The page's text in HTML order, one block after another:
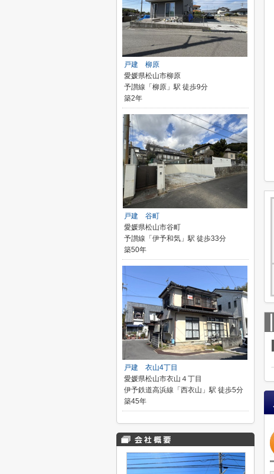
戸建 柳原
愛媛県松山市柳原
予讃線「柳原」駅 徒歩9分
築2年
戸建 谷町
愛媛県松山市谷町
予讃線「伊予和気」駅 徒歩33分
築50年
戸建 衣山4丁目
愛媛県松山市衣山４丁目
伊予鉄道高浜線「西衣山」駅 徒歩5分
築45年